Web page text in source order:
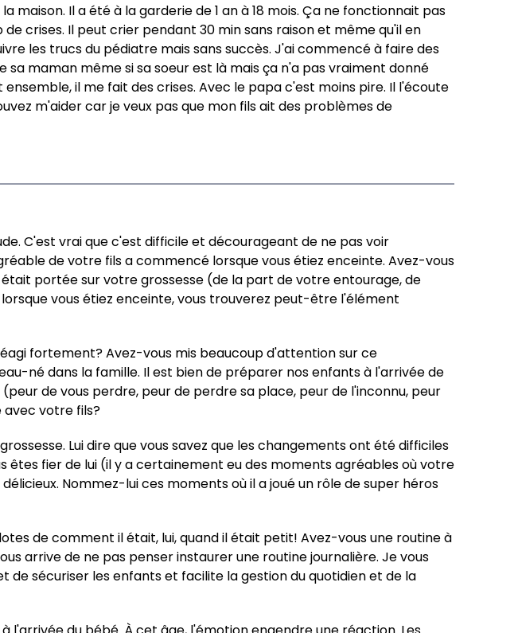
maison. Il a été à la garderie de 1 an à 18 mois. Ça ne fonctionnait pas
crises. Il peut crier pendant 30 min sans raison et même qu'il en
les trucs du pédiatre mais sans succès. J'ai commencé à faire des
maman même si sa soeur est là mais ça n'a pas vraiment donné
il me fait des crises. Avec le papa c'est moins pire. Il l'écoute
m'aider car je veux pas que mon fils ait des problèmes de
C'est vrai que c'est difficile et décourageant de ne pas voir
de votre fils a commencé lorsque vous étiez enceinte. Avez-vous
portée sur votre grossesse (de la part de votre entourage, de
vous étiez enceinte, vous trouverez peut-être l'élément
fortement? Avez-vous mis beaucoup d'attention sur ce
né dans la famille. Il est bien de préparer nos enfants à l'arrivée de
de vous perdre, peur de perdre sa place, peur de l'inconnu, peur
avec votre fils?
Lui dire que vous savez que les changements ont été difficiles
êtes fier de lui (il y a certainement eu des moments agréables où votre
Nommez-lui ces moments où il a joué un rôle de super héros
de comment il était, lui, quand il était petit! Avez-vous une routine à
arrive de ne pas penser instaurer une routine journalière. Je vous
de sécuriser les enfants et facilite la gestion du quotidien et de la